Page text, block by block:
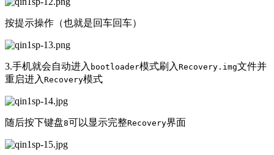
按提示操作（也就是回车回车）
3.手机就会自动进入 bootloader模式刷入 Recovery.img文件并
重启进入 Recovery模式
随后按下键盘8可以显示完整Recovery界面